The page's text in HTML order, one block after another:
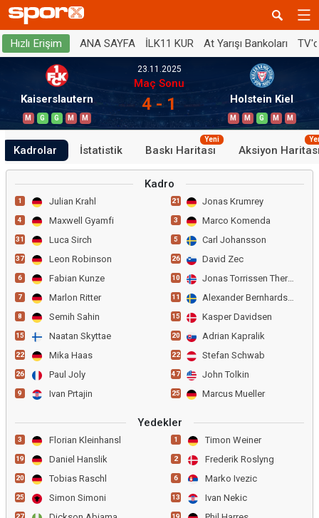
Hızlı Erişim ANA SAYFA İLK11 KUR At Yarışı Bankoları
Kaiserslautern
M G G M M
23.11.2025
Maç Sonu
4 - 1 Holstein Kiel
M M G M M
Kadrolar İstatistik Baskı Haritası
Yeni
Aksiyon
Kadro
1 Julian Krahl
4 Maxwell Gyamfi
31 Luca Sirch
37 Leon Robinson
6 Fabian Kunze
7 Marlon Ritter
8 Semih Sahin
15 Naatan Skyttae
22 Mika Haas
26 Paul Joly
9 Ivan Prtajin
21 Jonas Krumrey
3 Marco Komenda
5 Carl Johansson
26 David Zec
10 Jonas Torrissen Therkelse
11 Alexander Bernhardsson
15 Kasper Davidsen
20 Adrian Kapralik
22 Stefan Schwab
47 John Tolkin
25 Marcus Mueller
Yedekler
3 Florian Kleinhansl
19 Daniel Hanslik
20 Tobias Raschl
25 Simon Simoni
27
1 Timon Weiner
2 Frederik Roslyng
6 Marko Ivezic
13 Ivan Nekic
19